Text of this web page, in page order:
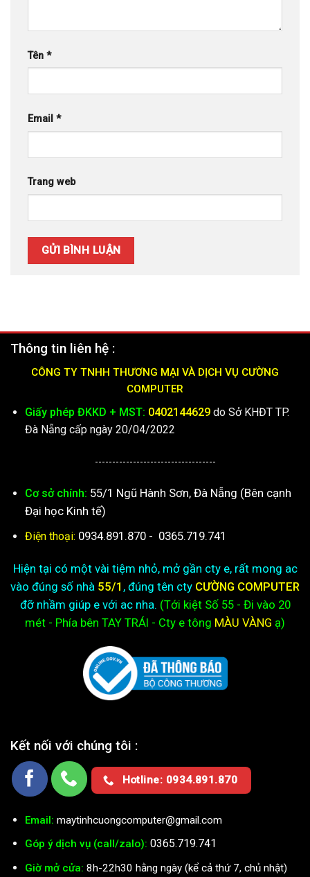
Tên *
Email *
Trang web
Thông tin liên hệ :
CÔNG TY TNHH THƯƠNG MẠI VÀ DỊCH VỤ CƯỜNG
COMPUTER
Giấy phép ĐKKD + MST: 0402144629do Sở KHĐT TP.
Đà Nẵng cấp ngày 20/04/2022
-----------------------------------
Cơ sở chính: 55/1 Ngũ Hành Sơn, Đà Nẵng (Bên cạnh
Đại học Kinh tế)
Điện thoại: 0934.891.870 - 0365.719.741
Hiện tại có một vài tiệm nhỏ, mở gần cty e, rất mong ac
vào đúng số nhà 55/1 , đúng tên cty CƯỜNG COMPUTER
đỡ nhầm giúp e với ac nha. (Tới kiệtSố 55 - Đi vào 20
mét - Phía bên TAY TRÁI - Cty e tông MÀU VÀNG ạ)
Kết nối với chúng tôi :
Hotline: 0934.891.870
Email: maytinhcuongcomputer@gmail.com
Góp ý dịch vụ (call/zalo): 0365.719.741
Giờ mở cửa: 8h-22h30 hằng ngày (kể cả thứ 7, chủ nhật)